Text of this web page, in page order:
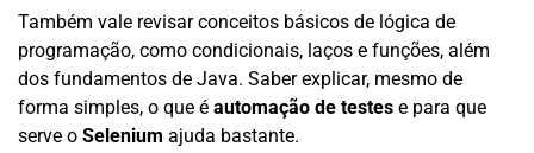
Também vale revisar conceitos básicos de lógica de
programação, como condicionais, laços e funções, além
dos fundamentos de Java. Saber explicar, mesmo de
forma simples, o que é automação de testes e para que
serve o Selenium ajuda bastante.